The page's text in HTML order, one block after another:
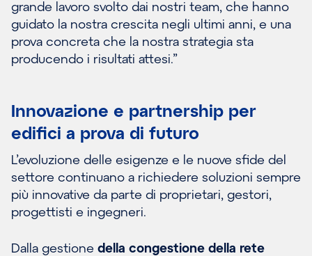
grande lavoro svolto dai nostri team, che hanno
guidato la nostra crescita negli ultimi anni, e una
prova concreta che la nostra strategia sta
producendo i risultati attesi.”
Innovazione e partnership per
edifici a prova di futuro
L’evoluzione delle esigenze e le nuove sfide del
settore continuano a richiedere soluzioni sempre
più innovative da parte di proprietari, gestori,
progettisti e ingegneri.
Dalla gestione della congestione della rete